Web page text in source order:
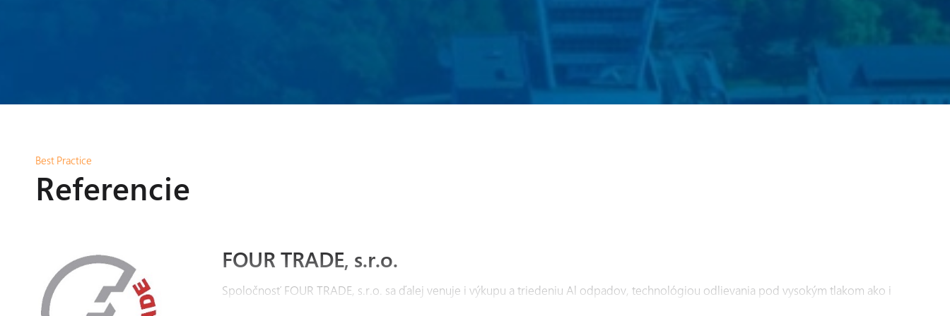
Best Practice
Referencie
FOUR TRADE, s.r.o.
Spoločnosť FOUR TRADE, s.r.o. sa ďalej venuje i výkupu a triedeniu Al odpadov, technológiou odlievania pod vysokým tlakom ako i